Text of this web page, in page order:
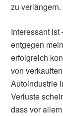
zu verlängern.
Interessant
entgegen
erfolgreich
von
Autoindustrie
Verluste
dass vor